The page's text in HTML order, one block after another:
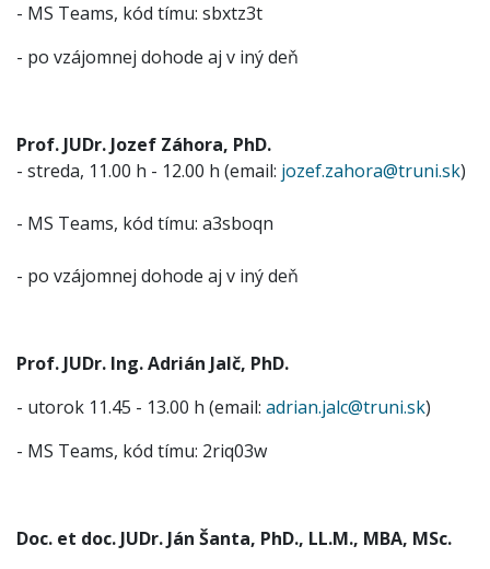
- MS Teams, kód tímu: sbxtz3t
- po vzájomnej dohode aj v iný deň
Prof. JUDr. Jozef Záhora, PhD.
- streda, 11.00 h - 12.00 h (email: jozef.zahora@truni.sk)
- MS Teams, kód tímu: a3sboqn
- po vzájomnej dohode aj v iný deň
Prof. JUDr. Ing. Adrián Jalč, PhD.
- utorok 11.45 - 13.00 h (email: adrian.jalc@truni.sk)
- MS Teams, kód tímu: 2riq03w
Doc. et doc. JUDr. Ján Šanta, PhD., LL.M., MBA, MSc.